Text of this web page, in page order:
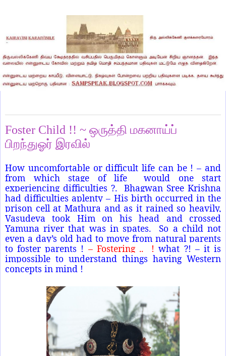
Foster Child !! ~ ஒருத்தி மகனாய்ப்
பிறந்துஓர் இரவில்
How uncomfortable or difficult life can be ! – and
from which stage of life would one start
experiencing difficulties ?. Bhagwan Sree Krishna
had difficulties aplenty – His birth occurred in the
prison cell at Mathura and as it rained so heavily,
Vasudeva took Him on his head and crossed
Yamuna river that was in spates. So a child not
even a day’s old had to move from natural parents
to foster parents ! – Fostering .. ! what ?! – it is
impossible to understand things having Western
concepts in mind !